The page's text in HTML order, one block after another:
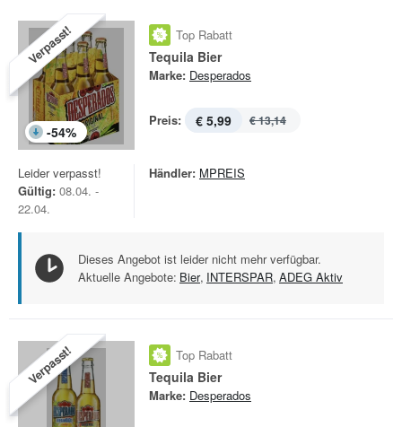
Verpasst!
-54%
Top Rabatt
Tequila Bier
Marke: Desperados
Preis: € 5,99 € 13,14
Leider verpasst!
Gültig: 08.04. -
22.04.
Händler: MPREIS
Dieses Angebot ist leider nicht mehr verfügbar.
Aktuelle Angebote: Bier, INTERSPAR, ADEG Aktiv
Verpasst! Top Rabatt
Tequila Bier
Marke: Desperados